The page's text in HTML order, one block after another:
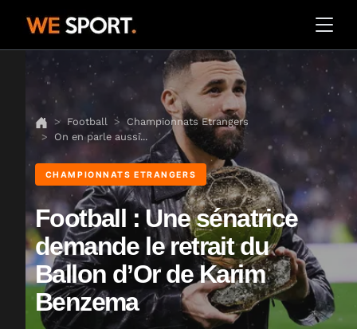
Football
Championnats Etrangers
On en parle aussi...
CHAMPIONNATS ETRANGERS
Football : Une sénatrice
demande le retrait du
Ballon d’Or de Karim
Benzema